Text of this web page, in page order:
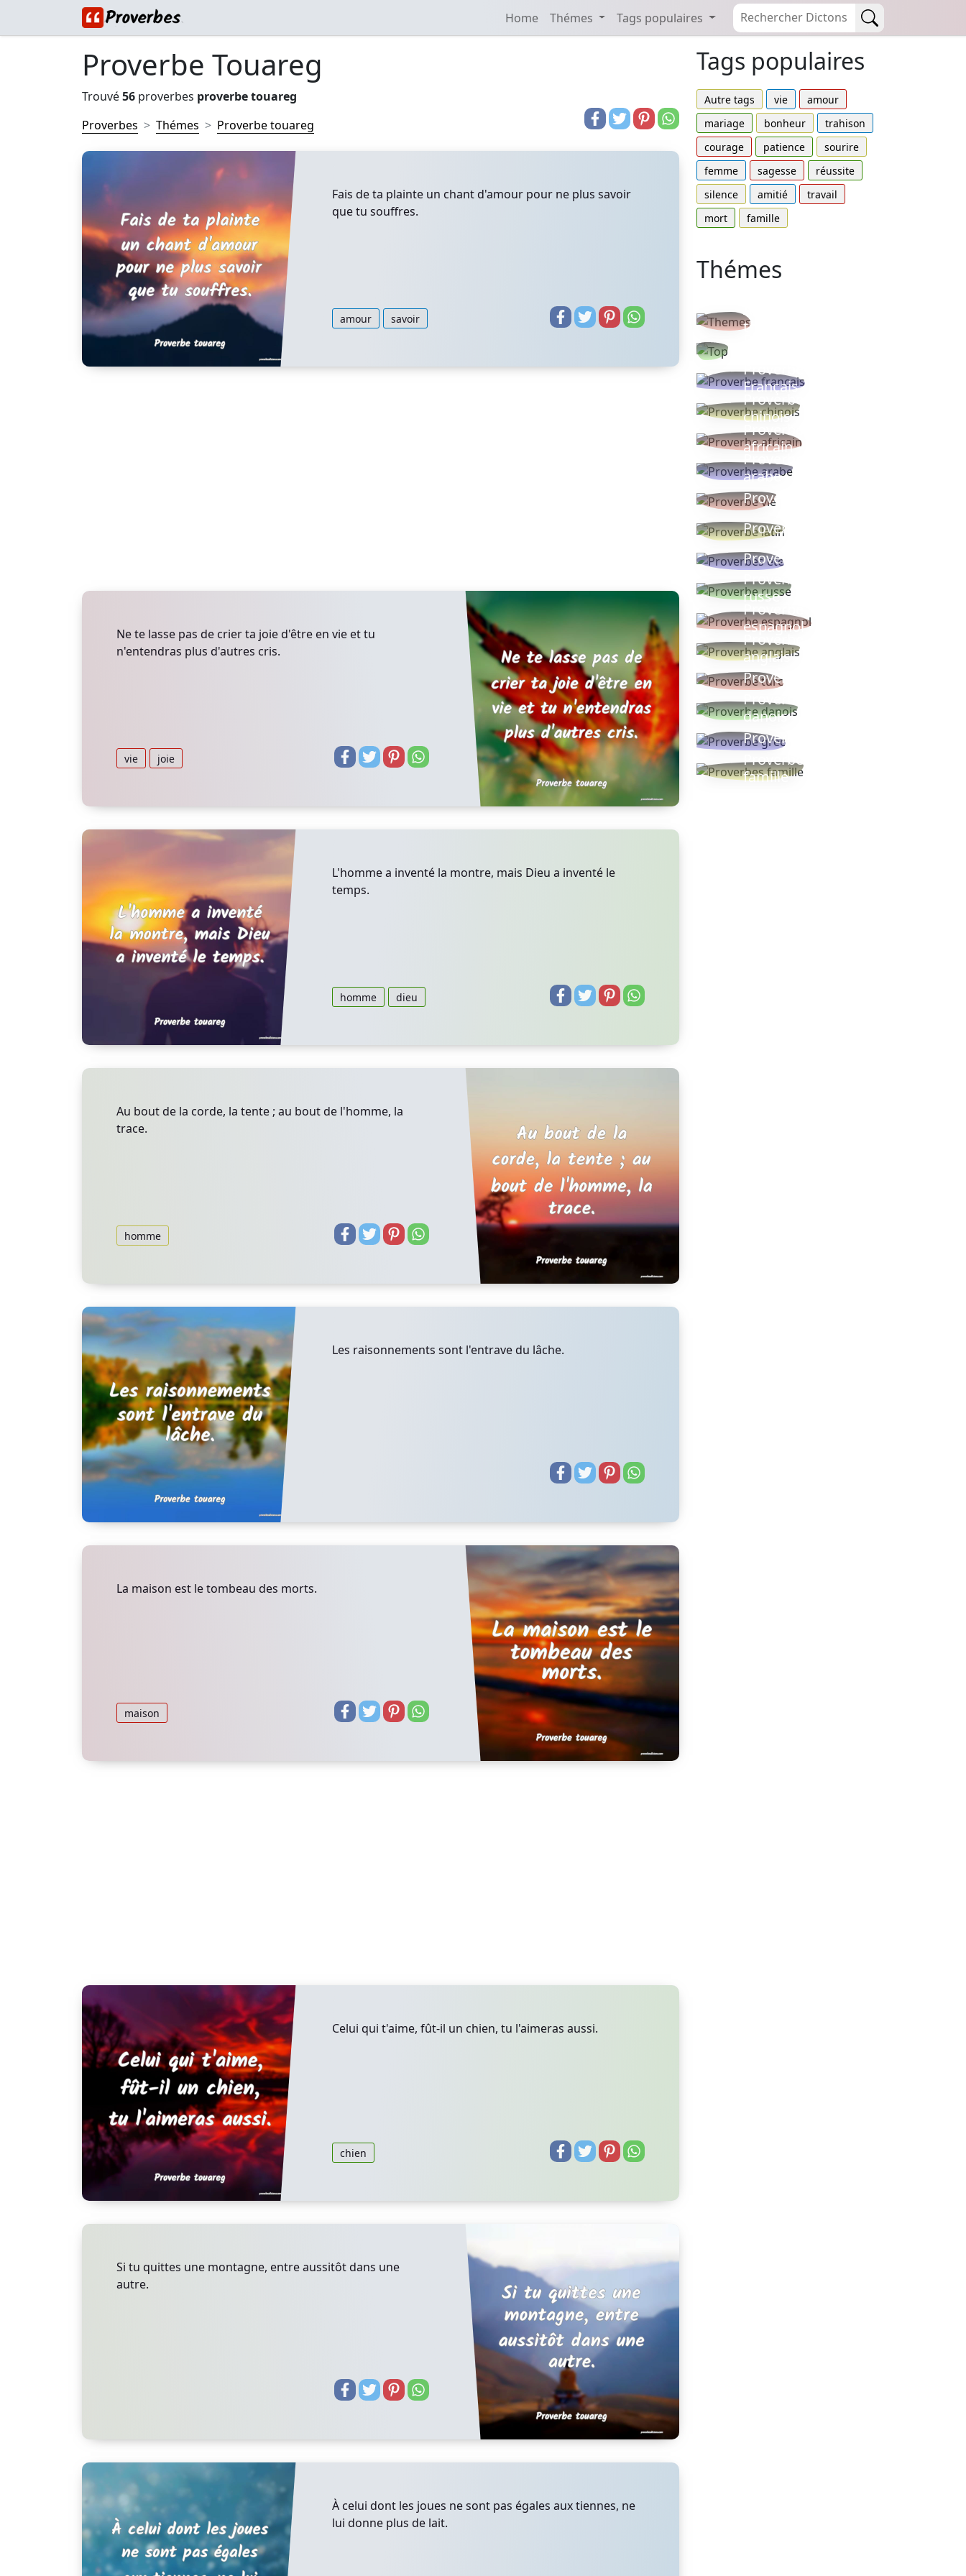
Home Thémes Tags populaires
Proverbe Touareg
Trouvé56 proverbes proverbe touareg
Proverbes
Thémes Proverbe touareg
Fais de ta plainte un chant d'amour pour ne plus savoir
que tu souffres.
amour savoir
Ne te lasse pas de crier ta joie d'être en vie et tu
n'entendras plus d'autres cris.
vie joie
L'homme a inventé la montre, mais Dieu a inventé le
temps.
homme dieu
Au bout de la corde, la tente ; au bout de l'homme, la
trace.
homme
Les raisonnements sont l'entrave du lâche.
La maison est le tombeau des morts.
maison
Celui qui t'aime, fût-il un chien, tu l'aimeras aussi.
chien
Si tu quittes une montagne, entre aussitôt dans une
autre.
À celui dont les joues ne sont pas égales aux tiennes, ne
lui donne plus de lait.
Tags populaires
Autre tags vie
amour
mariage
bonheur
trahison
courage
patience
sourire
femme
sagesse
réussite
silence
amitié
travail
mort
famille
Thémes
thèmes
Proverbe
Français
Proverbe
chinois
Proverbe
africain
Proverbe
arabe
Proverbe vie
Proverbe latin
Proverbes ete
Proverbe
russe
Proverbe
espagnol
Proverbe
anglais
Proverbe turc
Proverbe
danois
Proverbe grec
Proverbes
famille